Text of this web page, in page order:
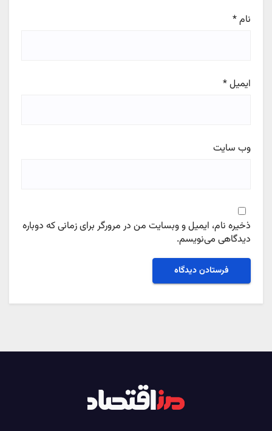
نام*
ایمیل*
وب‌ سایت
ذخیره نام، ایمیل و وبسایت من در مرورگر برای زمانی که دوباره
دیدگاهی می‌نویسم.